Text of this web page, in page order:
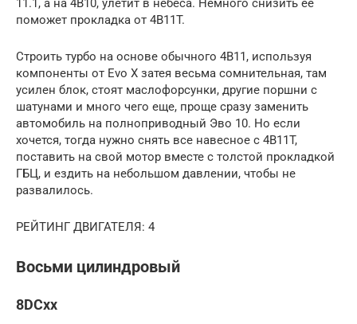
11.1, а на 4B10, улетит в небеса. Немного снизить ее
поможет прокладка от 4B11T.
Строить турбо на основе обычного 4B11, используя
компоненты от Evo X затея весьма сомнительная, там
усилен блок, стоят маслофорсунки, другие поршни с
шатунами и много чего еще, проще сразу заменить
автомобиль на полноприводный Эво 10. Но если
хочется, тогда нужно снять все навесное с 4B11T,
поставить на свой мотор вместе с толстой прокладкой
ГБЦ, и ездить на небольшом давлении, чтобы не
развалилось.
РЕЙТИНГ ДВИГАТЕЛЯ: 4
Восьми цилиндровый
8DCxx